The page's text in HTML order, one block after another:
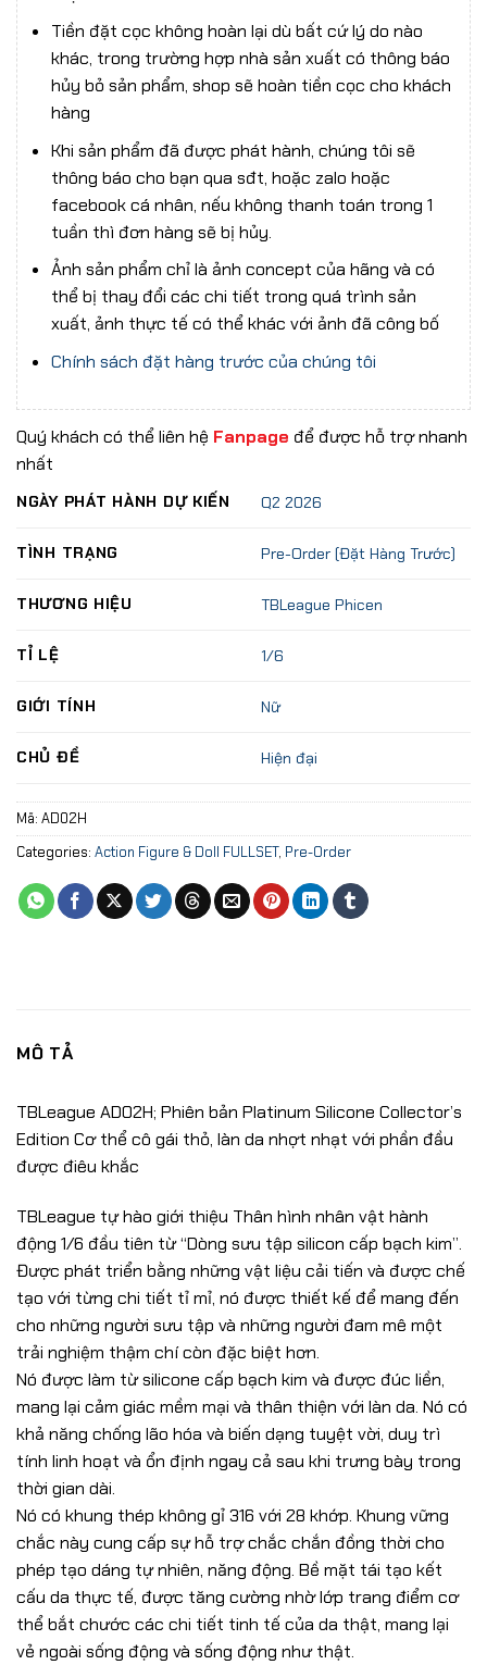
Tiền đặt cọc không hoàn lại dù bất cứ lý do nào
khác, trong trường hợp nhà sản xuất có thông báo
hủy bỏ sản phẩm, shop sẽ hoàn tiền cọc cho khách
hàng
Khi sản phẩm đã được phát hành, chúng tôi sẽ
thông báo cho bạn qua sđt, hoặc zalo hoặc
facebook cá nhân, nếu không thanh toán trong 1
tuần thì đơn hàng sẽ bị hủy.
Ảnh sản phẩm chỉ là ảnh concept của hãng và có
thể bị thay đổi các chi tiết trong quá trình sản
xuất, ảnh thực tế có thể khác với ảnh đã công bố
Chính sách đặt hàng trước của chúng tôi
Quý khách có thể liên hệ Fanpage để được hỗ trợ nhanh
nhất
NGÀY PHÁT HÀNH DỰ KIẾN Q2 2026
TÌNH TRẠNG Pre-Order (Đặt Hàng Trước)
THƯƠNG HIỆU TBLeague Phicen
TỈ LỆ 1/6
GIỚI TÍNH Nữ
CHỦ ĐỀ Hiện đại
Mã: AD02H
Categories: Action Figure & Doll FULLSET, Pre-Order
MÔ TẢ
TBLeague AD02H; Phiên bản Platinum Silicone Collector’s
Edition Cơ thể cô gái thỏ, làn da nhợt nhạt với phần đầu
được điêu khắc
TBLeague tự hào giới thiệu Thân hình nhân vật hành
động 1/6 đầu tiên từ “Dòng sưu tập silicon cấp bạch kim”.
Được phát triển bằng những vật liệu cải tiến và được chế
tạo với từng chi tiết tỉ mỉ, nó được thiết kế để mang đến
cho những người sưu tập và những người đam mê một
trải nghiệm thậm chí còn đặc biệt hơn.
Nó được làm từ silicone cấp bạch kim và được đúc liền,
mang lại cảm giác mềm mại và thân thiện với làn da. Nó có
khả năng chống lão hóa và biến dạng tuyệt vời, duy trì
tính linh hoạt và ổn định ngay cả sau khi trưng bày trong
thời gian dài.
Nó có khung thép không gỉ 316 với 28 khớp. Khung vững
chắc này cung cấp sự hỗ trợ chắc chắn đồng thời cho
phép tạo dáng tự nhiên, năng động. Bề mặt tái tạo kết
cấu da thực tế, được tăng cường nhờ lớp trang điểm cơ
thể bắt chước các chi tiết tinh tế của da thật, mang lại
vẻ ngoài sống động và sống động như thật.